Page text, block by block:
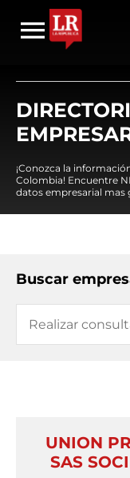
¡Conozca la
Colombia! Encuentre
datos empresarial mas
Buscar
UNION
SAS